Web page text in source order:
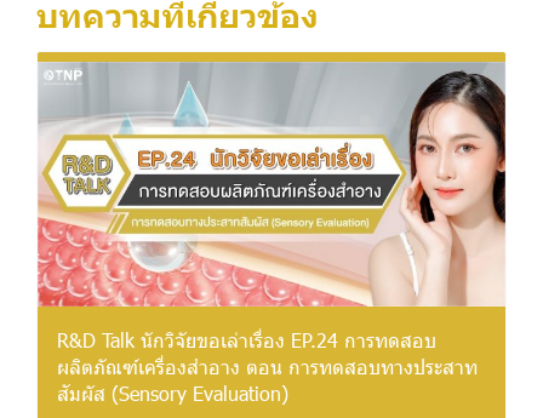
บทความที่เกี่ยวข้อง
R&D Talk นักวิจัยขอเล่าเรื่อง EP.24 การทดสอบ
ผลิตภัณฑ์เครื่องสำอาง ตอน การทดสอบทางประสาท
สัมผัส (Sensory Evaluation)